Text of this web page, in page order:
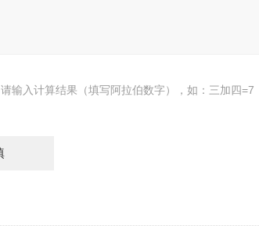
请输入计算结果（填写阿拉伯数字），如：三加四=7